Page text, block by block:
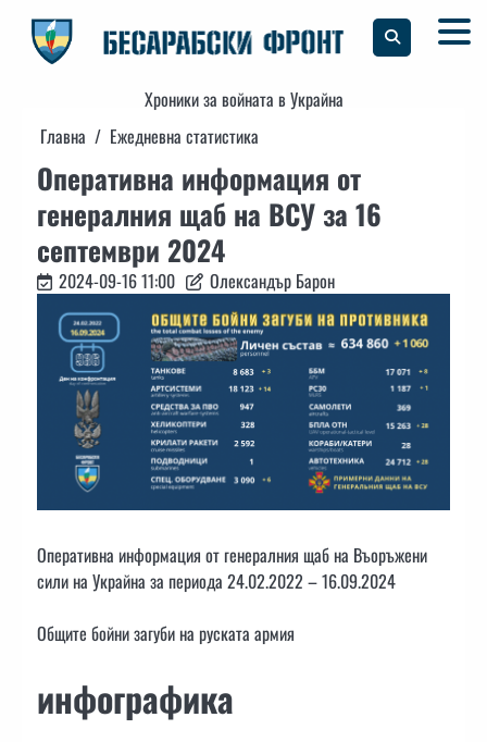
content
Хроники за войната в Украйна
Главна
Ежедневна статистика
Оперативна информация от
генералния щаб на ВСУ за 16
септември 2024
2024-09-16 11:00 Олександър Барон
Оперативна информация от генералния щаб на Въоръжени
сили на Украйна за периода 24.02.2022 – 16.09.2024
Общите бойни загуби на руската армия
инфографика